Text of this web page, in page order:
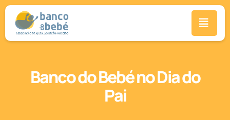
Banco do Bebé no Dia do
Pai